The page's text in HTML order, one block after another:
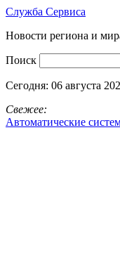
Служба Сервиса
Новости региона и
Поиск
Сегодня: 06 августа
Свежее:
Автоматические